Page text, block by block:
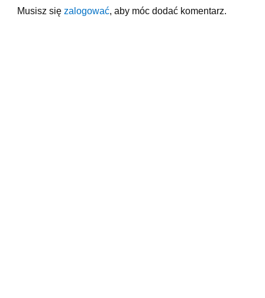
Musisz się zalogować , aby móc dodać komentarz.